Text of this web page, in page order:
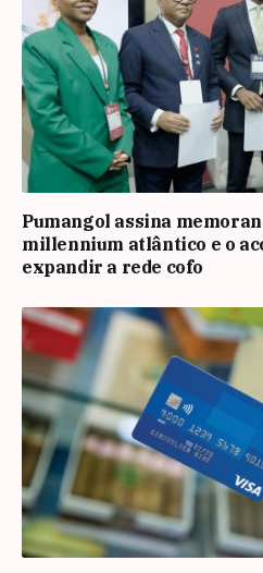
Pumangol assina
millennium atlântico e o
expandir a rede cofo